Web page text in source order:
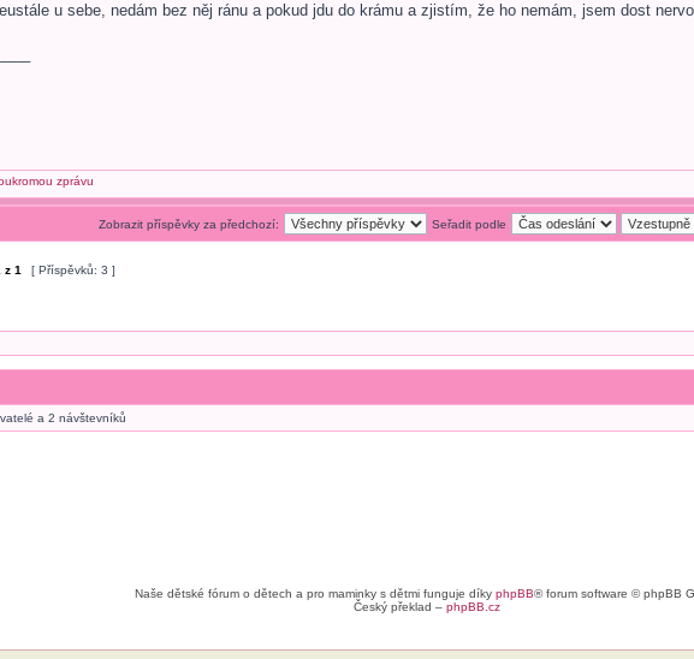
u sebe, nedám bez něj ránu a pokud jdu do krámu a zjistím, že ho nemám, jsem dost
Zobrazit příspěvky za předchozí: Seřadit podle
z 1 [ Příspěvků: 3 ]
a 2 návštevníků
Naše dětské fórum o dětech a pro maminky s dětmi funguje díky phpBB® forum software © phpBB
Český překlad – phpBB.cz